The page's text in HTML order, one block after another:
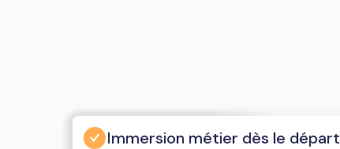
Expertise reconnue
Esprit partenarial
Vision produit
Immersion métier dès le départ